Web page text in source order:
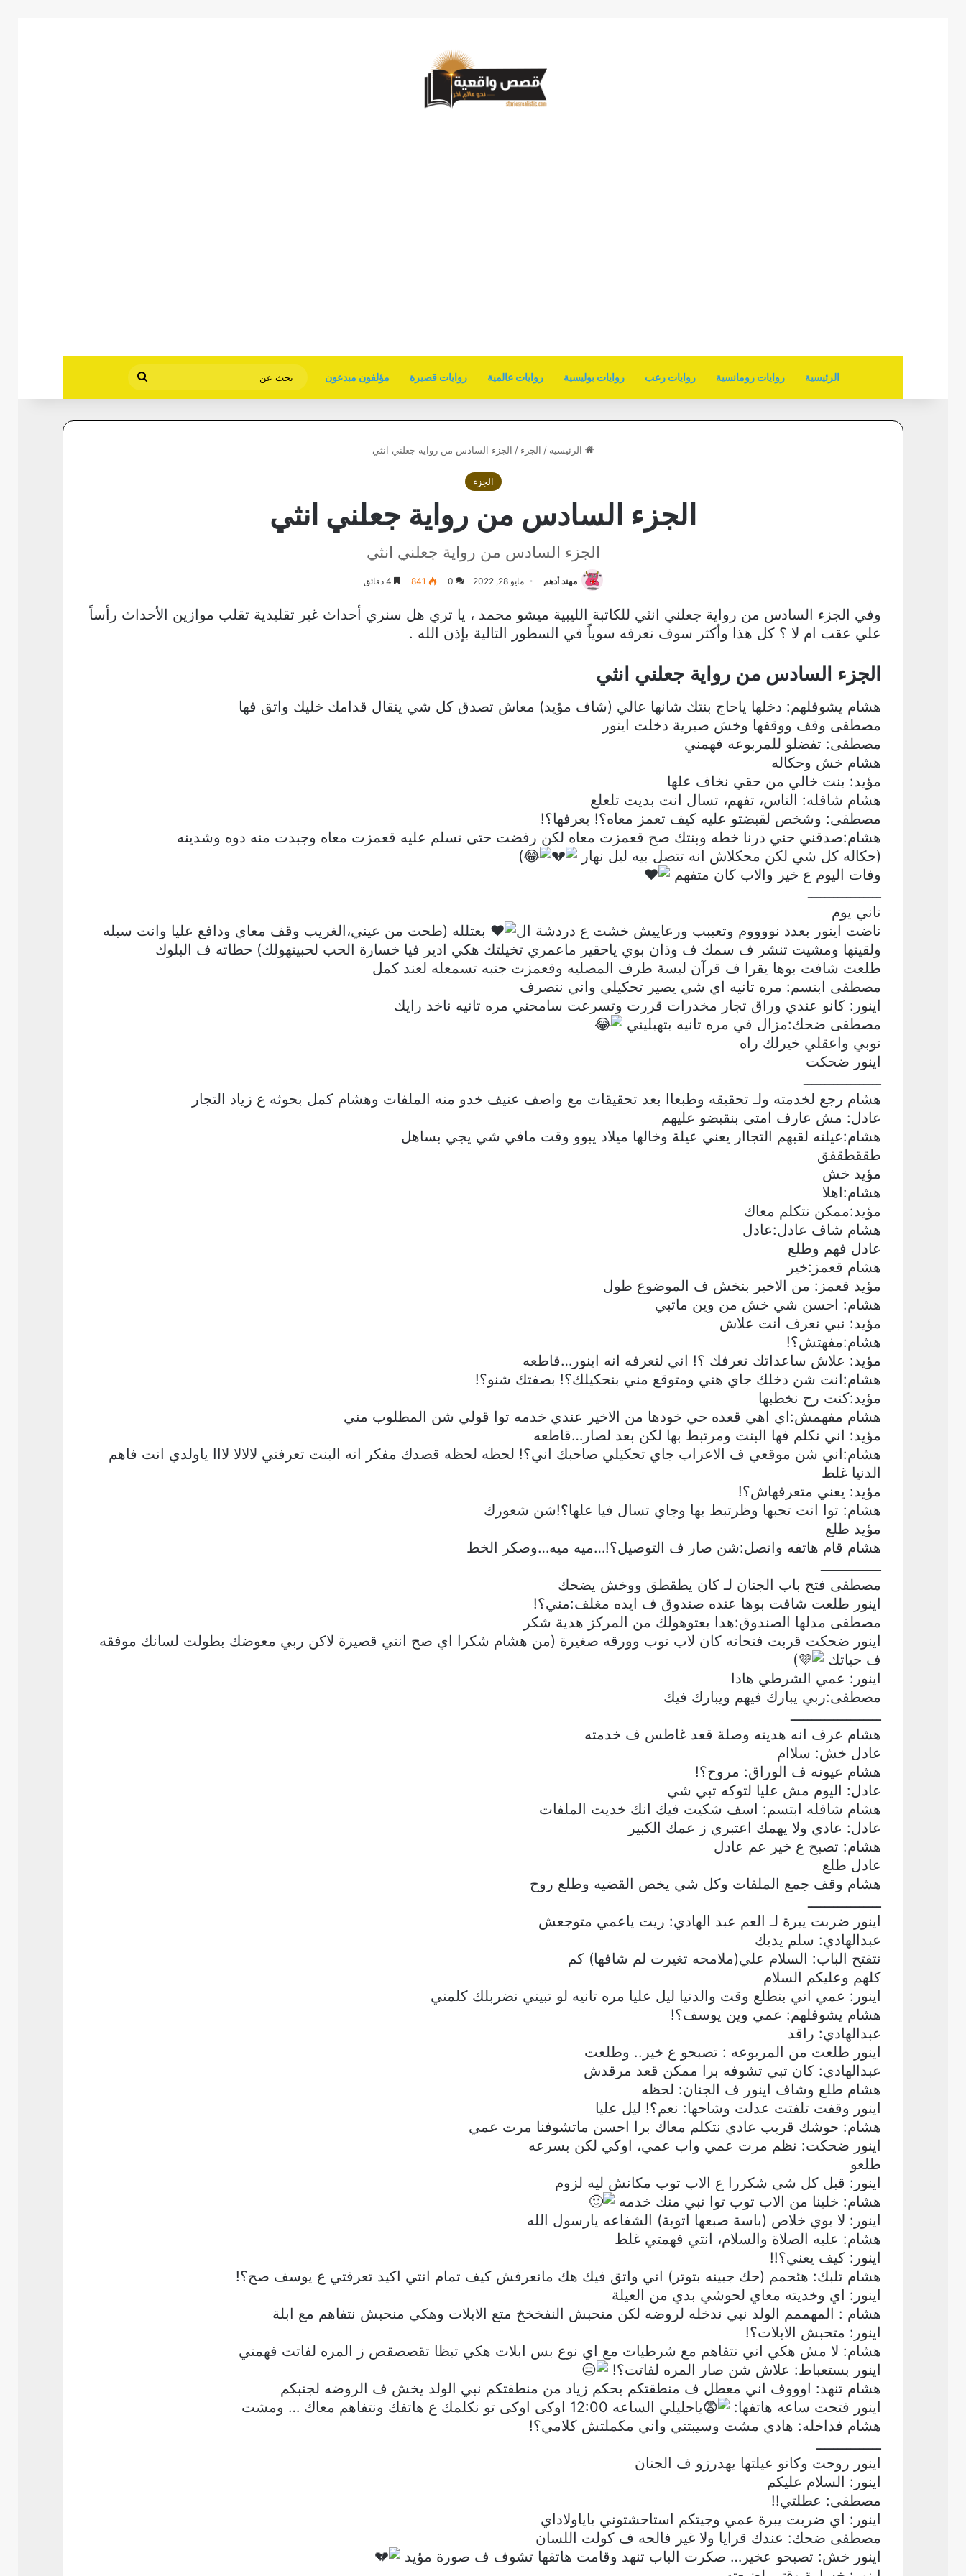
الرئيسية روايات رومانسية روايات رعب روايات بوليسية روايات عالمية روايات قصيرة مؤلفون مبدعون
عن
الرئيسية / الجزء / الجزء السادس من رواية جعلني انثي
الجزء
الجزء السادس من رواية جعلني انثي
الجزء السادس من رواية جعلني انثي
مهند أدهم مايو 28, 2022 0
841
وفي الجزء السادس من رواية جعلني انثي للكاتبة الليبية ميشو محمد ، يا تري هل سنري أحداث غير تقليدية تقلب موازين الأحداث رأساً
علي عقب ام لا ؟ كل هذا وأكثر سوف نعرفه سوياً في السطور التالية بإذن الله .
الجزء السادس من رواية جعلني انثي
هشام يشوفلهم: دخلها ياحاج بنتك شانها عالي (شاف مؤيد) معاش تصدق كل شي ينقال قدامك خليك واتق فها
مصطفى وقف ووقفها وخش صبرية دخلت اينور
مصطفى: تفضلو للمربوعه فهمني
هشام خش وحكاله
مؤيد: بنت خالي من حقي نخاف علها
هشام شافله: الناس، تفهم، تسال انت بديت تلعلع
مصطفى: وشخص لقبضتو عليه كيف تعمز معاه؟! يعرفها؟!
هشام:صدقني حني درنا خطه وبنتك صح قعمزت معاه لكن رفضت حتى تسلم عليه قعمزت معاه وجبدت منه دوه وشدينه
(حكاله كل شي لكن محكلاش انه تتصل بيه ليل نهار
)
وفات اليوم ع خير والاب كان متفهم
ـــــــــــــــــ
تاني يوم
ناضت اينور بعدد نووووم وتعببب ورعاييش خشت ع دردشة ال
بعتلله (طحت من عيني،الغريب وقف معاي ودافع عليا وانت سبله
ولقيتها ومشيت تنشر ف سمك ف وذان بوي ياحقير ماعمري تخيلتك هكي ادير فيا خسارة الحب لحبيتهولك) حطاته ف البلوك
طلعت شافت بوها يقرا ف قرآن لبسة طرف المصليه وقعمزت جنبه تسمعله لعند كمل
مصطفى ابتسم: مره تانيه اي شي يصير تحكيلي واني نتصرف
اينور: كانو عندي وراق تجار مخدرات قررت وتسرعت سامحني مره تانيه ناخد رايك
مصطفى ضحك:مزال في مره تانيه بتهبليني
توبي واعقلي خيرلك راه
اينور ضحكت
ــــــــــــــــــ
هشام رجع لخدمته ولـ تحقيقه وطبعاا بعد تحقيقات مع واصف عنيف خدو منه الملفات وهشام كمل بحوثه ع زياد التجار
عادل: مش عارف امتى بنقبضو عليهم
هشام:عيلته لقبهم التجاار يعني عيلة وخالها ميلاد يبوو وقت مافي شي يجي بساهل
طققطققق
مؤيد خش
هشام:اهلا
مؤيد:ممكن نتكلم معاك
هشام شاف عادل:عادل
عادل فهم وطلع
هشام قعمز:خير
مؤيد قعمز: من الاخير بنخش ف الموضوع طول
هشام: احسن شي خش من وين ماتبي
مؤيد: نبي نعرف انت علاش
هشام:مفهتش؟!
مؤيد: علاش ساعداتك تعرفك ؟! اني لنعرفه انه اينور…قاطعه
هشام:انت شن دخلك جاي هني ومتوقع مني بنحكيلك؟! بصفتك شنو؟!
مؤيد:كنت رح نخطبها
هشام مفهمش:اي اهي قعده حي خودها من الاخير عندي خدمه توا قولي شن المطلوب مني
مؤيد: اني نكلم فها البنت ومرتبط بها لكن بعد لصار…قاطعه
هشام:اني شن موقعي ف الاعراب جاي تحكيلي صاحبك اني؟! لحظه لحظه قصدك مفكر انه البنت تعرفني لالالا لااا ياولدي انت فاهم
الدنيا غلط
مؤيد: يعني متعرفهاش؟!
هشام: توا انت تحبها وظرتبط بها وجاي تسال فيا علها؟!شن شعورك
مؤيد طلع
هشام قام هاتفه واتصل:شن صار ف التوصيل؟!…ميه ميه…وصكر الخط
ــــــــــــــ
مصطفى فتح باب الجنان لـ كان يطقطق ووخش يضحك
اينور طلعت شافت بوها عنده صندوق ف ايده مغلف:مني؟!
مصطفى مدلها الصندوق:هدا بعتوهولك من المركز هدية شكر
اينور ضحكت قربت فتحاته كان لاب توب وورقه صغيرة (من هشام شكرا اي صح انتي قصيرة لاكن ربي معوضك بطولت لسانك موفقه
ف حياتك
)
اينور: عمي الشرطي هادا
مصطفى:ربي يبارك فيهم ويبارك فيك
ـــــــــــــــــــــ
هشام عرف انه هديته وصلة قعد غاطس ف خدمته
عادل خش: سلاام
هشام عيونه ف الوراق: مروح؟!
عادل: اليوم مش عليا لتوكه تبي شي
هشام شافله ابتسم: اسف شكيت فيك انك خديت الملفات
عادل: عادي ولا يهمك اعتبري ز عمك الكبير
هشام: تصبح ع خير عم عادل
عادل طلع
هشام وقف جمع الملفات وكل شي يخص القضيه وطلع روح
ـــــــــــــــــ
اينور ضربت يبرة لـ العم عبد الهادي: ريت ياعمي متوجعش
عبدالهادي: سلم يديك
نتفتح الباب: السلام علي(ملامحه تغيرت لم شافها) كم
كلهم وعليكم السلام
اينور: عمي اني بنطلع وقت والدنيا ليل عليا مره تانيه لو تبيني نضربلك كلمني
هشام يشوفلهم: عمي وين يوسف؟!
عبدالهادي: راقد
اينور طلعت من المربوعه : تصبحو ع خير.. وطلعت
عبدالهادي: كان تبي تشوفه برا ممكن قعد مرقدش
هشام طلع وشاف اينور ف الجنان: لحظه
اينور وقفت تلفتت عدلت وشاحها: نعم؟! ليل عليا
هشام: حوشك قريب عادي نتكلم معاك برا احسن ماتشوفنا مرت عمي
اينور ضحكت: نظم مرت عمي واب عمي، اوكي لكن بسرعه
طلعو
اينور: قبل كل شي شكررا ع الاب توب مكانش ليه لزوم
هشام: خلينا من الاب توب توا نبي منك خدمه
اينور: لا بوي خلاص (باسة صبعها اتوبة) الشفاعه يارسول الله
هشام: عليه الصلاة والسلام، انتي فهمتي غلط
اينور: كيف يعني؟!!
هشام تلبك: هئحمم (حك جبينه بتوتر) اني واتق فيك هك مانعرفش كيف تمام انتي اكيد تعرفتي ع يوسف صح؟!
اينور: اي وخديته معاي لحوشي بدي من العيلة
هشام : المهممم الولد نبي ندخله لروضه لكن منحبش النفخخخ متع الابلات وهكي منحبش نتفاهم مع ابلة
اينور: متحبش الابلات؟!
هشام: لا مش هكي اني نتفاهم مع شرطيات مع اي نوع بس ابلات هكي تبظا تقصصقص ز المره لفاتت فهمتي
اينور بستعباط: علاش شن صار المره لفاتت؟!
هشام تنهد: اوووف اني معطل ف منطقتكم بحكم زياد من منطقتكم نبي الولد يخش ف الروضه لجنبكم
اينور فتحت ساعه هاتفها:
ياحليلي الساعه 12:00 اوكى اوكى تو نكلمك ع هاتفك ونتفاهم معاك … ومشت
هشام فداخله: هادي مشت وسيبتني واني مكملتش كلامي؟!
ـــــــــــــــ
اينور روحت وكانو عيلتها يهدرزو ف الجنان
اينور: السلام عليكم
مصطفى: عطلتي!!
اينور: اي ضربت يبرة عمي وجيتكم استاحشتوني ياياولاداي
مصطفى ضحك: عندك قرايا ولا غير فالحه ف كولت اللسان
اينور خش: تصبحو عخير… صكرت الباب تنهد وقامت هاتفها تشوف ف صورة مؤيد